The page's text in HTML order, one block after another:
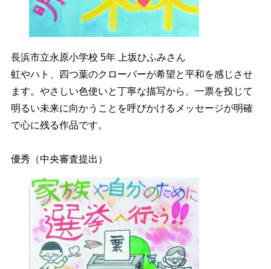
長浜市立永原小学校 5年 上坂ひふみさん
虹やハト、四つ葉のクローバーが希望と平和を感じさせ
ます。やさしい色使いと丁寧な描写から、一票を投じて
明るい未来に向かうことを呼びかけるメッセージが明確
で心に残る作品です。
優秀 （中央審査提出）